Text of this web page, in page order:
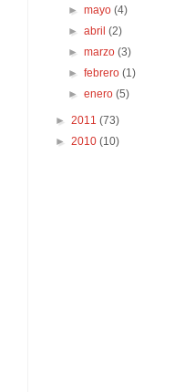
►mayo(4)
►abril(2)
►marzo(3)
►febrero(1)
►enero(5)
► 2011 (73)
► 2010 (10)